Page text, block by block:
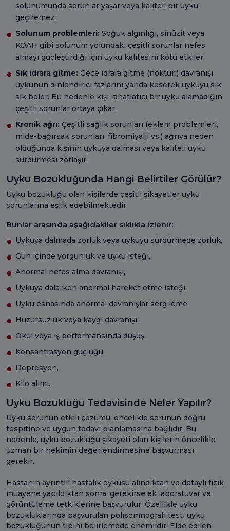
solunumunda sorunlar yaşar veya kaliteli bir uyku
geçiremez.
Solunum problemleri: Soğuk algınlığı, sinüzit veya
KOAH gibi solunum yolundaki çeşitli sorunlar nefes
almayı güçleştirdiği için uyku kalitesini kötü etkiler.
Sık idrara gitme: Gece idrara gitme (noktüri) davranışı
uykunun dinlendirici fazlarını yarıda keserek uykuyu sık
sık böler. Bu nedenle kişi rahatlatıcı bir uyku alamadığın
çeşitli sorunlar ortaya çıkar.
Kronik ağrı: Çeşitli sağlık sorunları (eklem problemleri,
mide-bağırsak sorunları, fibromiyalji vs.) ağrıya neden
olduğunda kişinin uykuya dalması veya kaliteli uyku
sürdürmesi zorlaşır.
Uyku Bozukluğunda Hangi Belirtiler Görülür?
Uyku bozukluğu olan kişilerde çeşitli şikayetler uyku
sorunlarına eşlik edebilmektedir.
Bunlar arasında aşağıdakiler sıklıkla izlenir:
Uykuya dalmada zorluk veya uykuyu sürdürmede zorluk,
Gün içinde yorgunluk ve uyku isteği,
Anormal nefes alma davranışı,
Uykuya dalarken anormal hareket etme isteği,
Uyku esnasında anormal davranışlar sergileme,
Huzursuzluk veya kaygı davranışı,
Okul veya iş performansında düşüş,
Konsantrasyon güçlüğü,
Depresyon,
Kilo alımı.
Uyku Bozukluğu Tedavisinde Neler Yapılır?
Uyku sorunun etkili çözümü; öncelikle sorunun doğru
tespitine ve uygun tedavi planlamasına bağlıdır. Bu
nedenle, uyku bozukluğu şikayeti olan kişilerin öncelikle
uzman bir hekimin değerlendirmesine başvurması
gerekir.
Hastanın ayrıntılı hastalık öyküsü alındıktan ve detaylı fizik
muayene yapıldıktan sonra, gerekirse ek laboratuvar ve
görüntüleme tetkiklerine başvurulur. Özellikle uyku
bozukluklarında başvurulan polisomnografi testi uyku
bozukluğunun tipini belirlemede önemlidir. Elde edilen